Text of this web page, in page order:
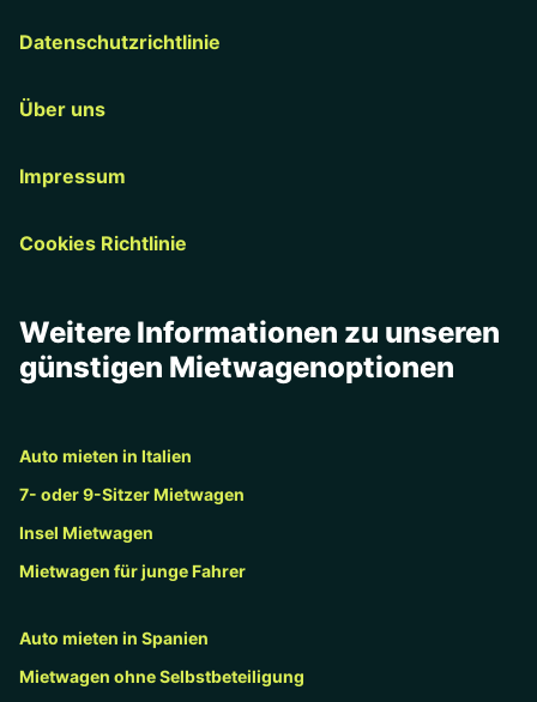
Datenschutzrichtlinie
Über uns
Impressum
Cookies Richtlinie
Weitere Informationen zu unseren
günstigen Mietwagenoptionen
Auto mieten in Italien
7- oder 9-Sitzer Mietwagen
Insel Mietwagen
Mietwagen für junge Fahrer
Auto mieten in Spanien
Mietwagen ohne Selbstbeteiligung